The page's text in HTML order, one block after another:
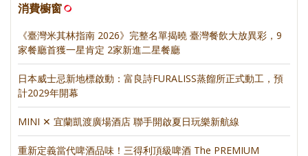
消費櫥窗
《臺灣米其林指南 2026》完整名單揭曉 臺灣餐飲大放異彩，9
家餐廳首獲一星肯定 2家新進二星餐廳
日本威士忌新地標啟動：富良詩FURALISS蒸餾所正式動工，預
計2029年開幕
MINI ✕ 宜蘭凱渡廣場酒店 聯手開啟夏日玩樂新航線
重新定義當代啤酒品味！三得利頂級啤酒 The PREMIUM